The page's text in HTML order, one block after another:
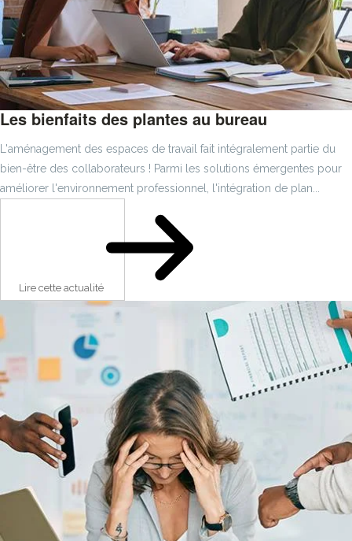
Les bienfaits des plantes au bureau
L'aménagement des espaces de travail fait intégralement partie du
bien-être des collaborateurs ! Parmi les solutions émergentes pour
améliorer l'environnement professionnel, l'intégration de plan...
Lire cette actualité